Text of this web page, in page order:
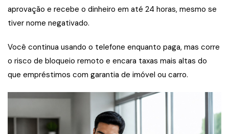
aprovação e recebe o dinheiro em até 24 horas, mesmo se
tiver nome negativado.
Você continua usando o telefone enquanto paga, mas corre
o risco de bloqueio remoto e encara taxas mais altas do
que empréstimos com garantia de imóvel ou carro.